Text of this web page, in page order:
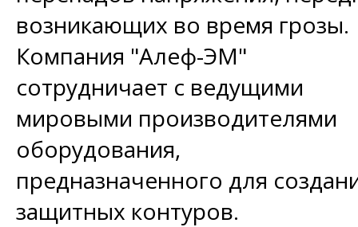
возникающих во время грозы.
Компания "Алеф-ЭМ"
сотрудничает с ведущими
мировыми производителями
оборудования,
предназначенного для
защитных контуров.